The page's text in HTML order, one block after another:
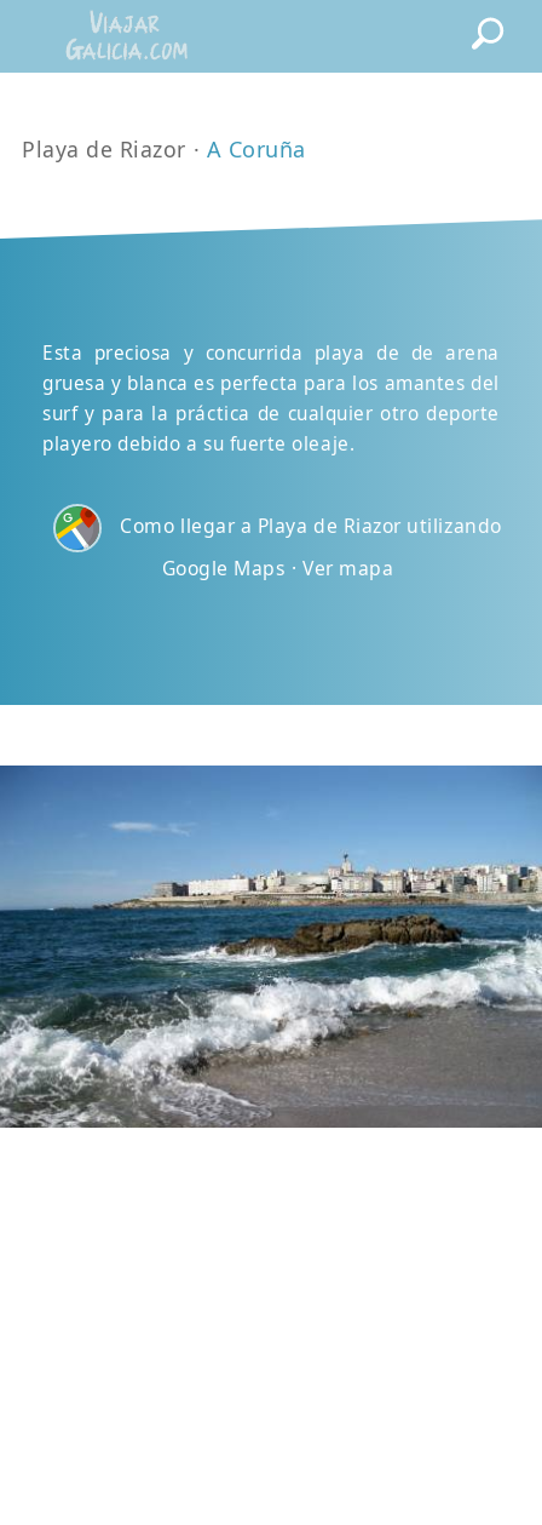
Playa de Riazor · A Coruña
Esta preciosa y concurrida playa de de arena
gruesa y blanca es perfecta para los amantes del
surf y para la práctica de cualquier otro deporte
playero debido a su fuerte oleaje.
Como llegar a Playa de Riazor utilizando
Google Maps · Ver mapa